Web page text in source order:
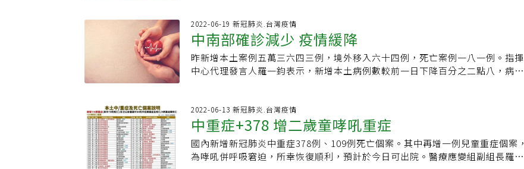
為醫學中心，將精進醫療服務品質，持續守護新竹地區民眾的健康。責任編輯：
陳學梅
標提供詮釋或指導原則。在「小組討論」的課程裡，我們也對急重症醫療的社會
需求與資源分配。進行了議題討論。同學們各自分享心目中的急診室光景、親自
或陪同就診的經驗，並進行案例模擬練習：作為民眾、醫師、醫院決策者或衛福
部官員，面對醫療資源不足時，可能具備的心理與作法。除就倫理學外，有些同
學對其他理論（例如經濟學、社會學）很有心得，試圖將所學納入表達的一部
更細膩地體會求診者、醫師或醫院人員面對問題時的口氣、姿勢與想法；有的小
組則分派各立場的代表，藉著組內辯論，認識彼此主張的異同；也有小組更進一
步地，要求組員以學者的理論或觀點為底，做成短講，上台報告，最後進行綜合
討論。藉著不一致途徑習得的知識，強度和深度或有差異。以我們小組來說，初
高品質醫院，達成在地醫療目標，他積極延攬各科醫師到東馬，擴充重症醫療設
備，透過評鑑提升醫院等級，2017年取得癌症品質認證，2019年通過重度急救責
任醫院評定。提供24小時視訊醫療服務現在的台東馬偕已全面提升，可提供24小
時遠距視訊醫療，離島導入心臟內科遠距會診，相關疾病幾乎都可留台東在地醫
養生祕訣／愛跳國標舞 每天快走30分鐘王功亮學生時期愛跳舞，當過土風舞社
長，之後接觸國標舞，著迷舞姿美感、下工夫勤練，在台北馬偕服務時還辦國標
舞社團教同仁跳舞，到台東馬偕擔任院長，曾在年終忘年會活動表演，優雅身
段、標準舞姿，讓同仁驚嘆不已。王功亮表示，跳國標是從學生時代一直保留的
休閒運動，剛開始是跳土風舞，後來看到學長跳國標舞，發現國標舞基本動作要
出血、昏迷、高血壓、腦出血及新生兒呼吸窘迫等緊急狀況，都有豐富處理經
驗，因此讓許多新竹的媽媽們，都指定要在東元醫院生產。善待員工建強健照護
團隊「醫療服務不僅是仁心仁術，更要杏林春暖。」面對著急的家屬、虛弱的病
人時，黃忠山深信「同理心是回歸醫療本質的關懷」，身經百戰的搶救經歷，讓
東元醫院的醫護團隊都是用爭分奪秒的精神，挽救每一條寶貴的生命。在他的帶
說，「為病人留才，才能建立強健的照護團隊和醫療品質」。養生祕訣／生活簡
單 心情愉悅最重要今年76歲的黃忠山，歷經人生的起起落落，認為人要活得健康
其實不難，「只要過得快樂、過得滿足就夠了。」因此「生活簡單、樂天知
命」，就是他的養生祕訣。雖然黃忠山已屆退休，他仍堅持常到醫院關心病人，
為從過去經驗，須經算地方財政與人口數後，從為弱勢族群爭取福利開始做起。
此外，對三重蘆洲地區居民來說，彭佳芸認為處於零兒童重症醫療醫院的狀態，
她以疫情期間兒童染疫，三更半夜到急診室卻沒有兒科醫師診療，還需跨區到台
北市就醫，對父母來說身心煎熬。因此她疾呼補齊兒童重症醫療缺口，應該從新
目前新生兒生得少、死亡率高的現象。
中心要求雙北、基隆、桃園急性一般病床五百床以上醫院，一周內開設卅％專責
病房，後續因應疫情趨緩下修至百分之廿，十六日再降至百分之十五。新光醫院
副院長洪子仁表示，若北部確診人數再降，如北市降至單日一千人以下，專責病
房比率應可再降至百分之十，否則會持續擠壓非新冠的重症患者醫療。洪子仁表
示，專責病房目前收治兩類患者，新冠確診後出現中症或有高風險轉為重症的患
病床的決戰點，將在加護病房床數，而不是專責病床。
2022-06-19 新冠肺炎.台灣疫情
中南部確診減少 疫情緩降
昨新增本土案例五萬三六四三例，境外移入六十四例，死亡案例一八一例。指揮
中心代理發言人羅一鈞表示，新增本土病例數較前一日下降百分之二點八，病例
二○二○年起，新冠肺炎累計奪走五○四九條人命，除了十五例境外移入，其餘
都是本土案例。在本土五○三四例死亡個案中，其中四一九六例在今年死亡，占
八成三。昨新增一八一例死亡案例，一○二例男性、七十九例女性，介於廿多歲
至九十歲以上，皆屬重度感染個案。最年輕的廿多歲男性，有慢性病史，無接種
疫苗，感染後不幸死亡，死因為新冠肺炎、心衰竭併心因性休克；另有二名卅多
2022-06-13 新冠肺炎.台灣疫情
中重症+378 增二歲童哮吼重症
國內新增新冠肺炎中重症378例、109例死亡個案。其中再增一例兒童重症個案，
為哮吼併呼吸窘迫，所幸恢復順利，預計於今日可出院。醫療應變組副組長羅一